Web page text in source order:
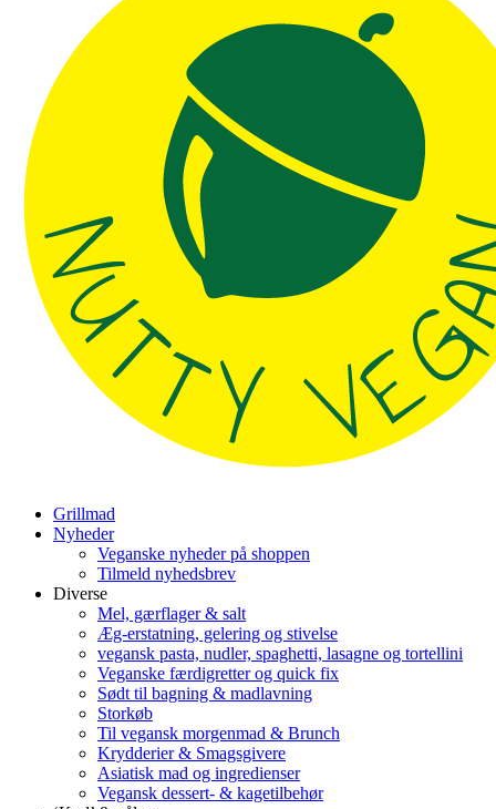
Grillmad
Nyheder
Veganske nyheder på shoppen
Tilmeld nyhedsbrev
Diverse
Mel, gærflager & salt
Æg-erstatning, gelering og stivelse
vegansk pasta, nudler, spaghetti, lasagne og tortellini
Veganske færdigretter og quick fix
Sødt til bagning & madlavning
Storkøb
Til vegansk morgenmad & Brunch
Krydderier & Smagsgivere
Asiatisk mad og ingredienser
Vegansk dessert- & kagetilbehør